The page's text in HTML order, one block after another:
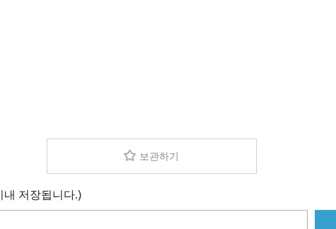
보관하기
내 저장됩니다.)